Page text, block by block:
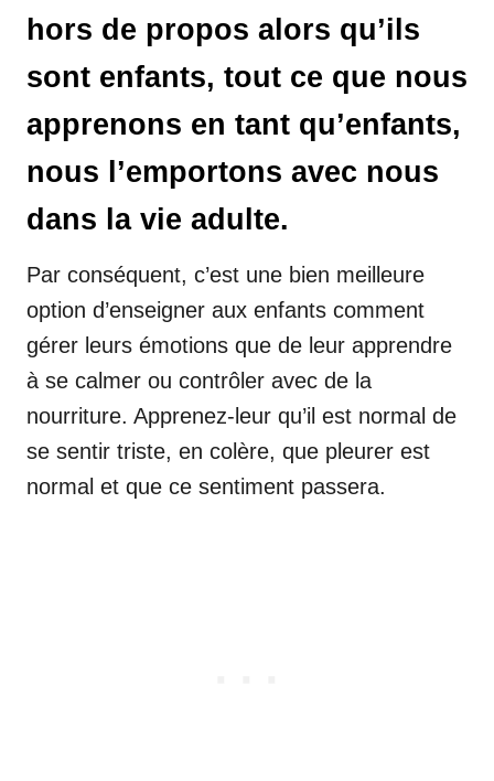
hors de propos alors qu’ils
sont enfants, tout ce que nous
apprenons en tant qu’enfants,
nous l’emportons avec nous
dans la vie adulte.
Par conséquent, c’est une bien meilleure
option d’enseigner aux enfants comment
gérer leurs émotions que de leur apprendre
à se calmer ou contrôler avec de la
nourriture. Apprenez-leur qu’il est normal de
se sentir triste, en colère, que pleurer est
normal et que ce sentiment passera.